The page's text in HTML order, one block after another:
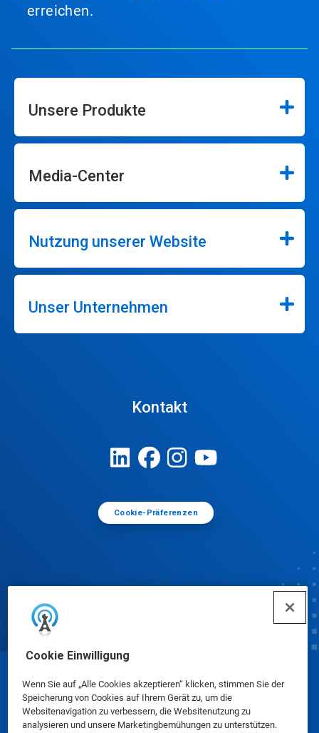
Cookie Einwilligung
Wenn Sie auf „Alle Cookies akzeptieren“ klicken, stimmen Sie der
Speicherung von Cookies auf Ihrem Gerät zu, um die
Websitenavigation zu verbessern, die Websitenutzung zu
analysieren und unsere Marketingbemühungen zu unterstützen.
erreichen.
Unsere Produkte
Media-Center
Nutzung unserer Website
Unser Unternehmen
Kontakt
Cookie-Präferenzen
© Ecolab Inc. 2025
Sicherheitsdatenblätter|Datenschutzrichtlinie